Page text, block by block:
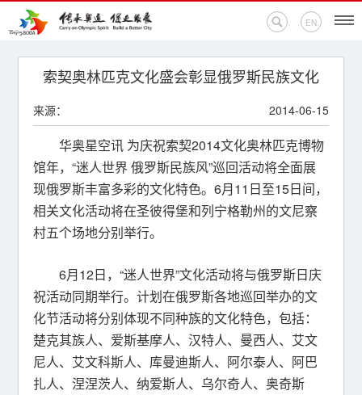
EN
首页
新闻中心
活动专题
奥运百科
奥促机构
奥运之家
联系我们
索契奥林匹克文化盛会彰显俄罗斯民族文化
来源： 2014-06-15
华奥星空讯 为庆祝索契2014文化奥林匹克博物
馆年，“迷人世界 俄罗斯民族风”巡回活动将全面展
现俄罗斯丰富多彩的文化特色。6月11日至15日间，
相关文化活动将在圣彼得堡和列宁格勒州的文尼察
村五个场地分别举行。
6月12日，“迷人世界”文化活动将与俄罗斯日庆
祝活动同期举行。计划在俄罗斯各地巡回举办的文
化节活动将分别体现不同种族的文化特色，包括：
楚克其族人、爱斯基摩人、汉特人、曼西人、艾文
尼人、艾文科斯人、库曼迪斯人、阿尔泰人、阿巴
扎人、涅涅茨人、纳爱斯人、乌尔奇人、奥奇斯